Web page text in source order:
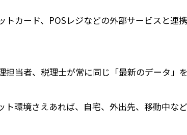
トカード、POSレジなどの外部サービスと連
担当者、税理士が常に同じ「最新のデータ」
ト環境さえあれば、自宅、外出先、移動中な